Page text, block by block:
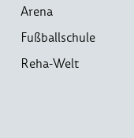
Arena
Fußballschule
Reha-Welt